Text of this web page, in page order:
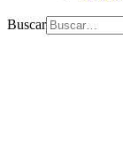
Buscar